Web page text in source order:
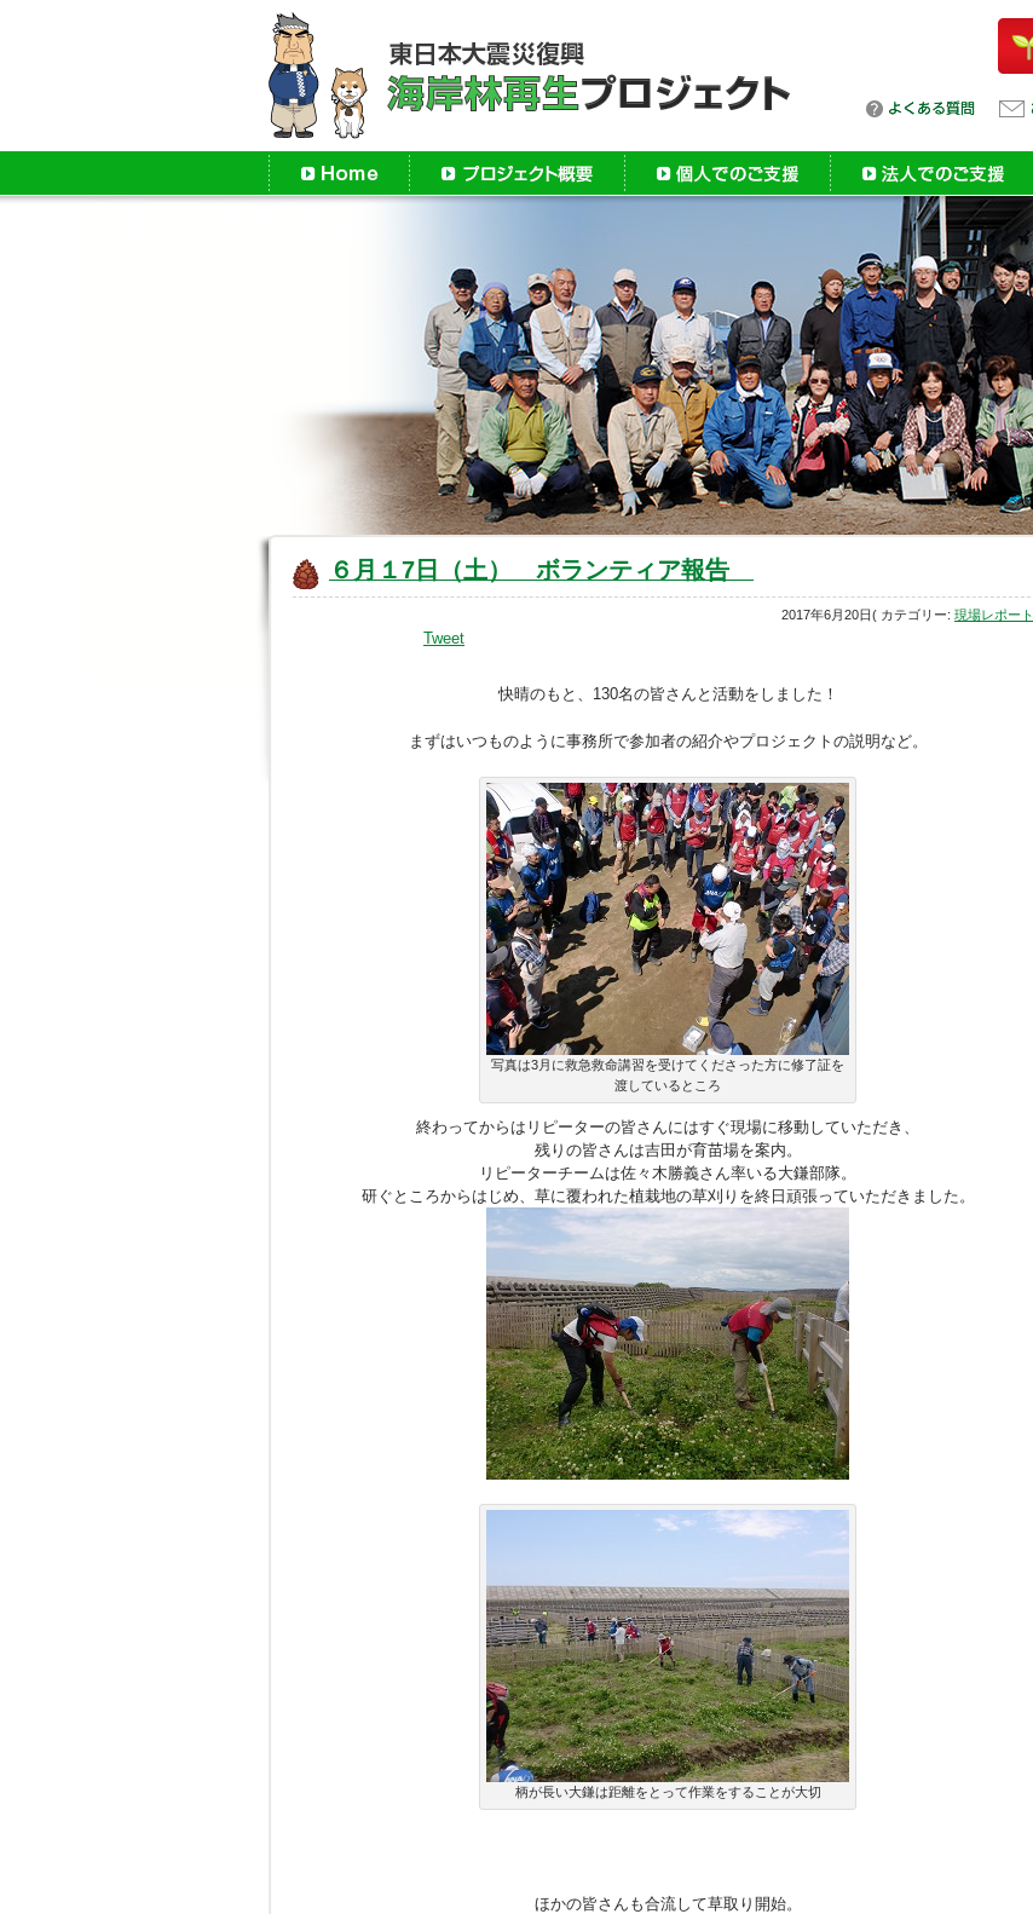
６月１7日（土） ボランティア報告
2017年6月20日( カテゴリー: 現場レポート
Tweet
快晴のもと、130名の皆さんと活動をしました！
まずはいつものように事務所で参加者の紹介やプロジェクトの説明など。
写真は3月に救急救命講習を受けてくださった方に修了証を
渡しているところ
終わってからはリピーターの皆さんにはすぐ現場に移動していただき、
残りの皆さんは吉田が育苗場を案内。
リピーターチームは佐々木勝義さん率いる大鎌部隊。
研ぐところからはじめ、草に覆われた植栽地の草刈りを終日頑張っていただきました。
柄が長い大鎌は距離をとって作業をすることが大切
ほかの皆さんも合流して草取り開始。